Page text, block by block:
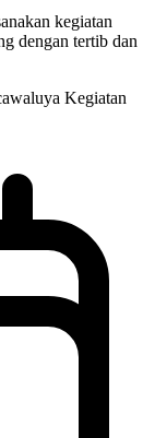
kegiatan
dengan tertib dan
Kegiatan